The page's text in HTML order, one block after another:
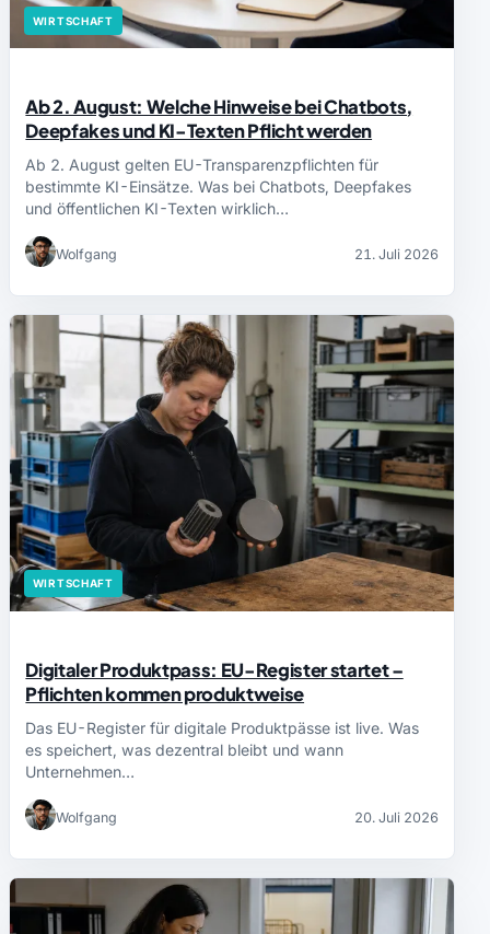
WIRTSCHAFT
Ab 2. August: Welche Hinweise bei Chatbots,
Deepfakes und KI-Texten Pflicht werden
Ab 2. August gelten EU-Transparenzpflichten für
bestimmte KI-Einsätze. Was bei Chatbots, Deepfakes
und öffentlichen KI-Texten wirklich…
Wolfgang 21. Juli 2026
WIRTSCHAFT
Digitaler Produktpass: EU-Register startet –
Pflichten kommen produktweise
Das EU-Register für digitale Produktpässe ist live. Was
es speichert, was dezentral bleibt und wann
Unternehmen…
Wolfgang 20. Juli 2026